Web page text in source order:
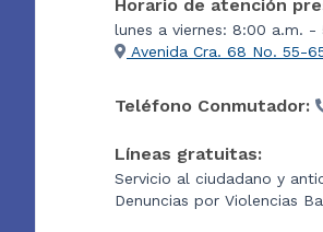
Horario de atención
lunes a viernes: 8:00 a.m. -
Avenida Cra. 68 No. 55-
Teléfono Conmutador:
Líneas gratuitas:
Servicio al ciudadano y
Denuncias por Violencias